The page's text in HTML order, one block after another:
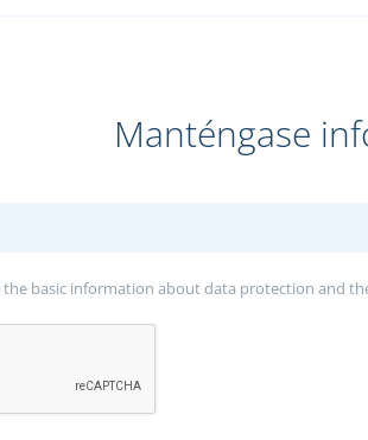
Manténgase
the basic information about data protection and